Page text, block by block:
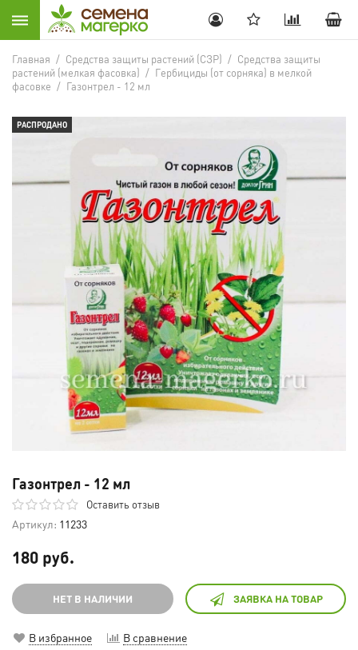
Главная / Средства защиты растений (СЗР) / Средства защиты
растений (мелкая фасовка) / Гербициды (от сорняка) в мелкой
фасовке / Газонтрел - 12 мл
РАСПРОДАНО
Газонтрел - 12 мл
Оставить отзыв
Артикул: 11233
180 руб.
НЕТ В НАЛИЧИИ ЗАЯВКА НА ТОВАР
В избранное В сравнение